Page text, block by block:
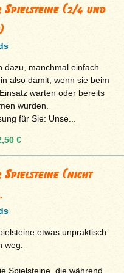
Spielsteine (2/4 und
dazu, manchmal einfach
also damit, wenn sie beim
warten oder bereits
wurden.
für Sie: Unse...
€
Spielsteine (nicht
etwas unpraktisch
weg.
Spielsteine, die während